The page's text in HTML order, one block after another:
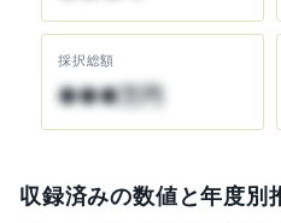
採択総額
●●●万円
収録済みの数値と年度別